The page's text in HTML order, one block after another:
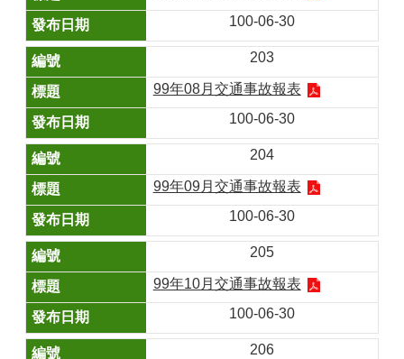
100-06-30
203
99年08月交通事故報表
100-06-30
204
99年09月交通事故報表
100-06-30
205
99年10月交通事故報表
100-06-30
206